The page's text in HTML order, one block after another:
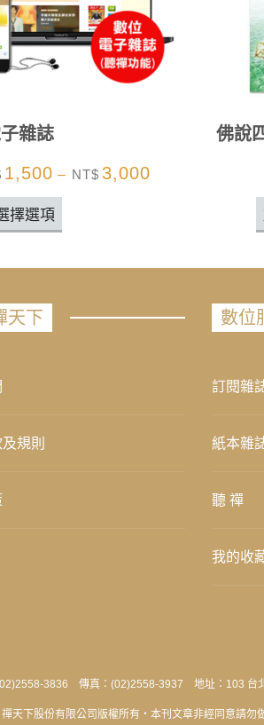
雜誌
1,500 – NT$ 3,000
擇選項
佛說
天下
規則
數位
訂閱雜
紙本雜
聽 禪
我的收
3836 傳真：(02)2558-3937 地址：103 台
禪天下股份有限公司版權所有‧本刊文章非經同意請勿